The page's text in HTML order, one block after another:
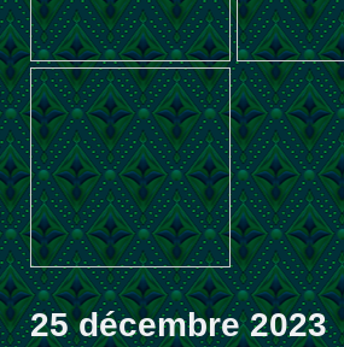
25 décembre 2023